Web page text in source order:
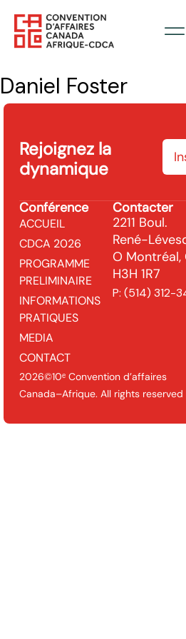
Daniel Foster
Rejoignez la
dynamique
Conférence
ACCUEIL
CDCA 2026
PROGRAMME
PRELIMINAIRE
INFORMATIONS
PRATIQUES
MEDIA
CONTACT
Contacter
2211 Boul.
René-
O Montréal,
H3H 1R7
P: (514) 312-
2026©10ᵉ Convention d’affaires
Canada–Afrique. All rights reserved